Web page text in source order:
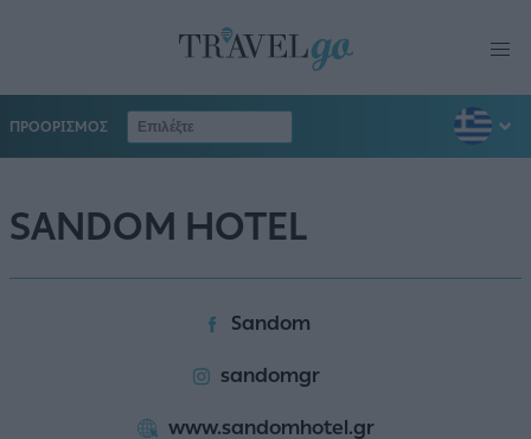
ΠΡΟΟΡΙΣΜΟΣ
SANDOM HOTEL
Sandom
sandomgr
www.sandomhotel.gr